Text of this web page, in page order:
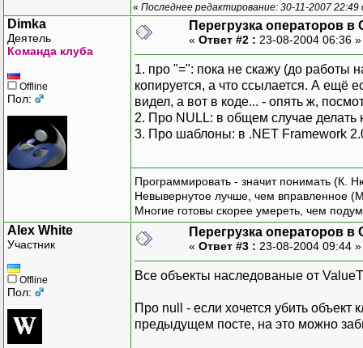
« Последнее редактирование: 30-11-2007 22:49
Dimka
Деятель
Команда клуба
Offline
Пол:
Перегрузка операторов в
« Ответ #2 : 23-08-2004 06:36
1. про "=": пока не скажу (до работы
копируется, а что ссылается. А ещё
видел, а вот в коде... - опять ж,
2. Про NULL: в общем случае делать
3. Про шаблоны: в .NET Framework
Программировать - значит понимать (К.
Невывернутое лучше, чем вправленное
Многие готовы скорее умереть, чем
Alex White
Участник
Offline
Пол:
Перегрузка операторов в
« Ответ #3 : 23-08-2004 09:44
Все объекты наследованые от
Про null - если хочется убить
предыдущем посте, на это можно